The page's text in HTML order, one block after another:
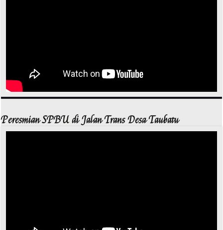
Peresmian SPBU di Jalan Trans Desa Taubatu